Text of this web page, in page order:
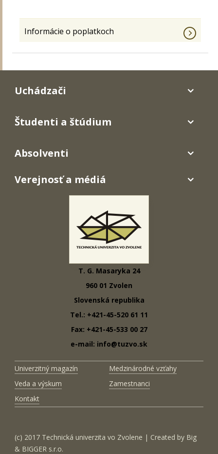
Informácie o poplatkoch
T. G. Masaryka 24
960 01 Zvolen
Slovenská republika
Tel.: +421-45-520 61 11
Fax: +421-45-533 00 27
e-mail: info@tuzvo.sk
Uchádzači
Študenti a štúdium
Absolventi
Verejnosť a médiá
Univerzitný magazín
Medzinárodné vzťahy
Veda a výskum
Zamestnanci
Kontakt
(c) 2017 Technická univerzita vo Zvolene | Created by Big
& BIGGER s.r.o.